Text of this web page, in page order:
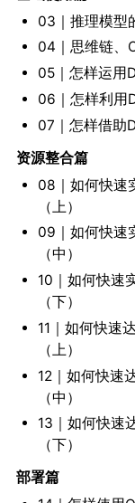
03｜推理模型
04｜思维链、
05｜怎样运用
06｜怎样利用
07｜怎样借助
资源整合篇
08｜如何快速
（上）
09｜如何快速
（中）
10｜如何快速
（下）
11｜如何快速
（上）
12｜如何快速
（中）
13｜如何快速
（下）
部署篇